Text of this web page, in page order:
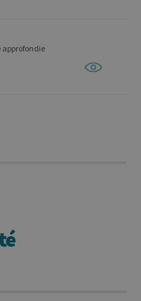
approfondie